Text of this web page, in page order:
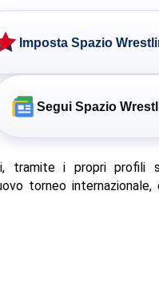
Imposta Spazio
Segui Spazio
tramite i propri profili
torneo internazionale,